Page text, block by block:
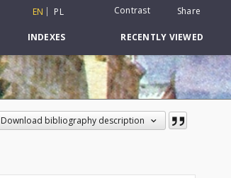
EN PL Contrast Share
INDEXES RECENTLY VIEWED
Download bibliography description